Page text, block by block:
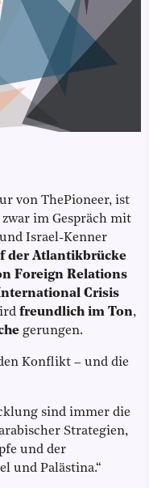
von ThePioneer, ist
im Gespräch mit
Israel-Kenner
der Atlantikbrücke
Foreign Relations
Crisis
freundlich im Ton,
gerungen.
Konflikt – und die
sind immer die
Strategien,
und der
und Palästina.“